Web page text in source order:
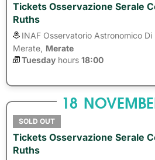
Tickets Osservazione Serale
Ruths
INAF Osservatorio Astronomico Di
Merate, Merate
Tuesday hours 18:00
18
SOLD OUT
Tickets Osservazione Serale
Ruths